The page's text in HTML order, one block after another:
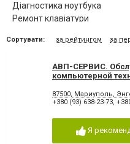
Діагностика ноутбука
Ремонт клавіатури
Ремонт мишки
Чищення ноутбука
Сортувати: за рейтингом за
АВП-СЕРВИС.
компьютерной
87500, Мариуполь,
+380 (93) 638-23-73,
Я